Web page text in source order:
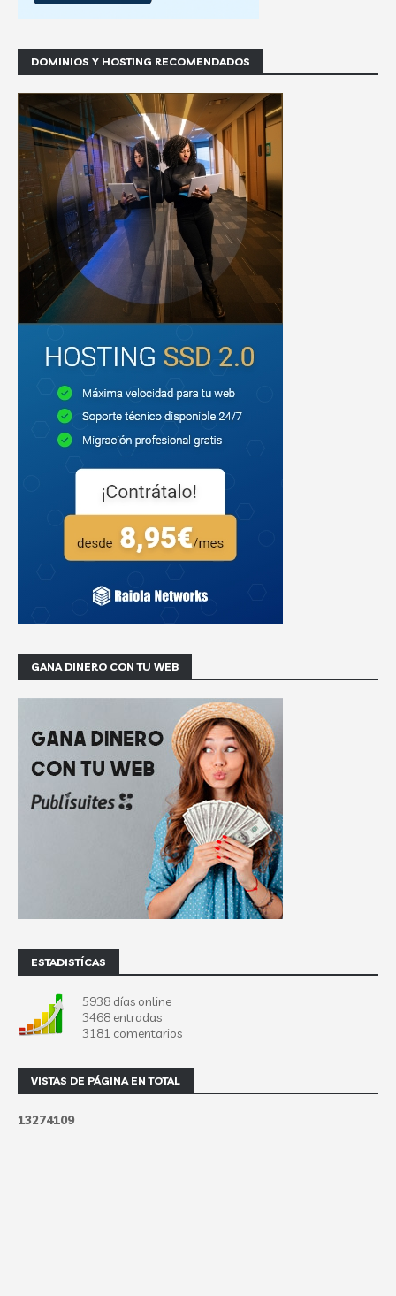
DOMINIOS Y HOSTING RECOMENDADOS
GANA DINERO CON TU WEB
ESTADISTÍCAS
5938 días online
3468 entradas
3181 comentarios
VISTAS DE PÁGINA EN TOTAL
13274109